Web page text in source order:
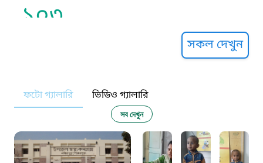
১০৩
নারী ও শিশু নির্যাতন প্রতিরোধ
১০৬
সকল দেখুন
ফটো গ্যালারি ভিডিও গ্যালারি
সব দেখুন